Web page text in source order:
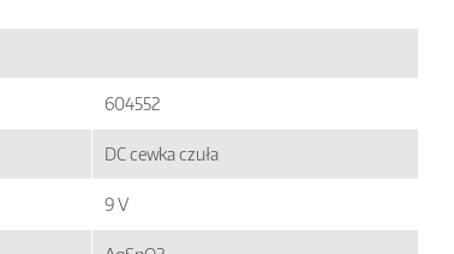
604552
DC cewka czuła
9 V